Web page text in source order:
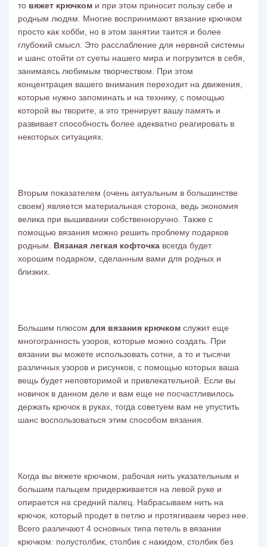
то вяжет крючком и при этом приносит пользу себе и
родным людям. Многие воспринимают вязание крючком
просто как хобби, но в этом занятии таится и более
глубокий смысл. Это расслабление для нервной системы
и шанс отойти от суеты нашего мира и погрузится в себя,
занимаясь любимым творчеством. При этом
концентрация вашего внимания переходит на движения,
которые нужно запоминать и на технику, с помощью
которой вы творите, а это тренирует вашу память и
развивает способность более адекватно реагировать в
некоторых ситуациях.
Вторым показателем (очень актуальным в большинстве
своем) является материальная сторона, ведь экономия
велика при вышивании собственноручно. Также с
помощью вязания можно решить проблему подарков
родным. Вязаная легкая кофточка всегда будет
хорошим подарком, сделанным вами для родных и
близких.
Большим плюсом для вязания крючком служит еще
многогранность узоров, которые можно создать. При
вязании вы можете использовать сотни, а то и тысячи
различных узоров и рисунков, с помощью которых ваша
вещь будет неповторимой и привлекательной. Если вы
новичок в данном деле и вам еще не посчастливилось
держать крючок в руках, тогда советуем вам не упустить
шанс воспользоваться этим способом вязания
Когда вы вяжете крючком, рабочая нить указательным и
большим пальцем придерживается на левой руке и
опирается на средний палец. Набрасываем нить на
крючок, который продет в петлю и протягиваем через нее.
Всего различают 4 основных типа петель в вязании
крючком: полустолбик, столбик с накидом, столбик без